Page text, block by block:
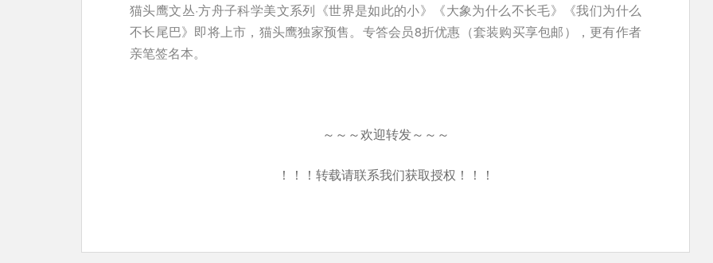
猫头鹰文丛·方舟子科学美文系列《世界是如此的小》《大象为什么不长毛》《我们为什么
不长尾巴》即将上市，猫头鹰独家预售。专答会员8折优惠（套装购买享包邮），更有作者
亲笔签名本。
～～～欢迎转发～～～
！！！转载请联系我们获取授权！！！